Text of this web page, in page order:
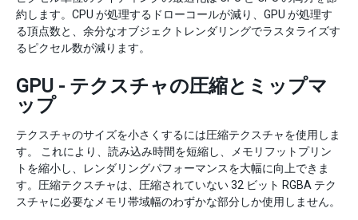
約します。CPU が処理するドローコールが減り、GPU が処理す
る頂点数と、余分なオブジェクトレンダリングでラスタライズす
るピクセル数が減ります。
GPU - テクスチャの圧縮とミップマ
ップ
テクスチャのサイズを小さくするには圧縮テクスチャを使用しま
す。 これにより、読み込み時間を短縮し、メモリフットプリン
トを縮小し、レンダリングパフォーマンスを大幅に向上できま
す。圧縮テクスチャは、圧縮されていない 32 ビット RGBA テク
スチャに必要なメモリ帯域幅のわずかな部分しか使用しません。